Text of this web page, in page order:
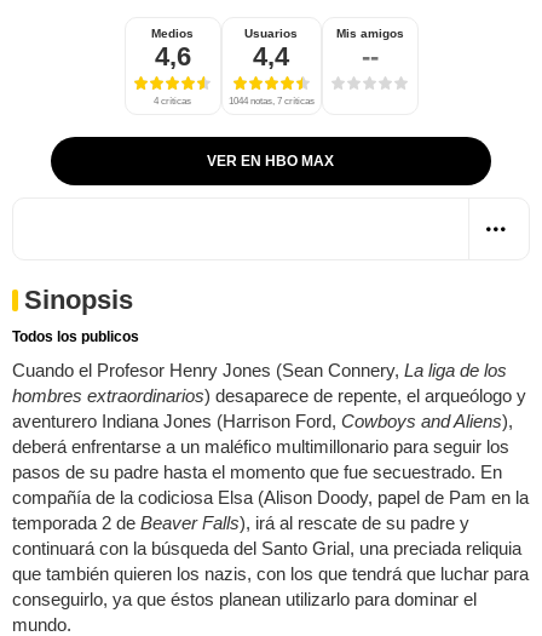
Medios
4,6
4 críticas
Usuarios
4,4
1044 notas, 7 críticas
Mis amigos
--
VER EN HBO MAX
Sinopsis
Todos los publicos
Cuando el Profesor Henry Jones (Sean Connery, La liga de los
hombres extraordinarios) desaparece de repente, el arqueólogo y
aventurero Indiana Jones (Harrison Ford, Cowboys and Aliens),
deberá enfrentarse a un maléfico multimillonario para seguir los
pasos de su padre hasta el momento que fue secuestrado. En
compañía de la codiciosa Elsa (Alison Doody, papel de Pam en la
temporada 2 de Beaver Falls), irá al rescate de su padre y
continuará con la búsqueda del Santo Grial, una preciada reliquia
que también quieren los nazis, con los que tendrá que luchar para
conseguirlo, ya que éstos planean utilizarlo para dominar el
mundo.